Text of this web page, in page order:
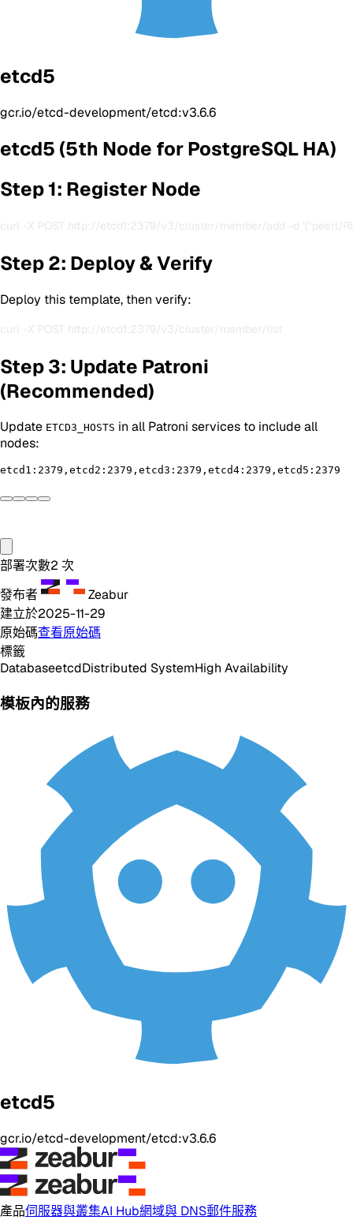
etcd5
gcr.io/etcd-development/etcd:v3.6.6
etcd5 (5th Node for PostgreSQL HA)
Step 1: Register Node
Step 2: Deploy & Verify
Deploy this template, then verify:
Step 3: Update Patroni
(Recommended)
Update ETCD3_HOSTS in all Patroni services to include all
nodes:
部署次數2 次
發布者
Zeabur
建立於2025-11-29
原始碼查看原始碼
標籤
DatabaseetcdDistributed SystemHigh Availability
模板內的服務
etcd5
gcr.io/etcd-development/etcd:v3.6.6
產品伺服器與叢集AI Hub網域與 DNS郵件服務